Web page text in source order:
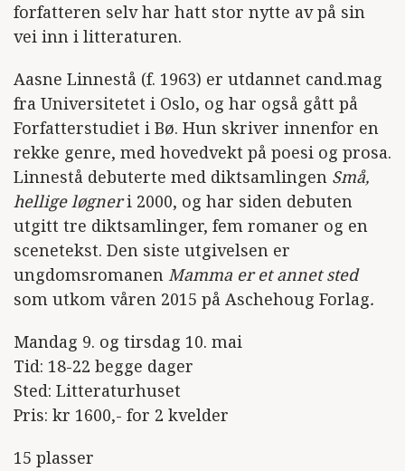
forfatteren selv har hatt stor nytte av på sin
vei inn i litteraturen.
Aasne Linnestå (f. 1963) er utdannet cand.mag
fra Universitetet i Oslo, og har også gått på
Forfatterstudiet i Bø. Hun skriver innenfor en
rekke genre, med hovedvekt på poesi og prosa.
Linnestå debuterte med diktsamlingen Små,
hellige løgneri 2000, og har siden debuten
utgitt tre diktsamlinger, fem romaner og en
scenetekst. Den siste utgivelsen er
ungdomsromanen Mamma er et annet sted
som utkom våren 2015 på Aschehoug Forlag.
Mandag 9. og tirsdag 10. mai
Tid: 18-22 begge dager
Sted: Litteraturhuset
Pris: kr 1600,- for 2 kvelder
15 plasser